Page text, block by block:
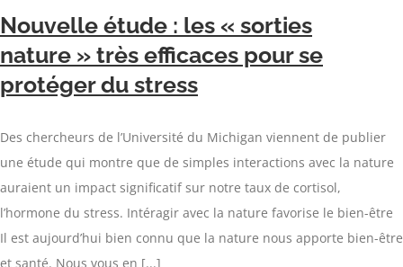
Nouvelle étude : les « sorties
nature » très efficaces pour se
protéger du stress
Des chercheurs de l’Université du Michigan viennent de publier
une étude qui montre que de simples interactions avec la nature
auraient un impact significatif sur notre taux de cortisol,
l’hormone du stress. Intéragir avec la nature favorise le bien-être
Il est aujourd’hui bien connu que la nature nous apporte bien-être
et santé. Nous vous en [...]